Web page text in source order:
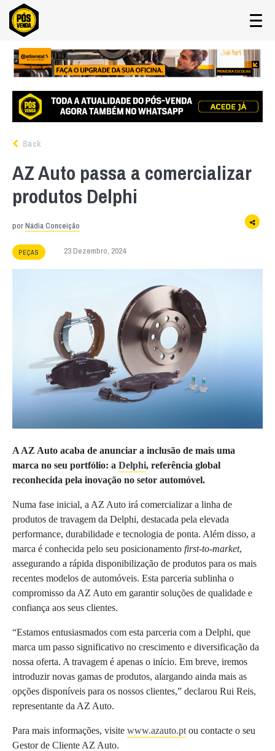
Back
AZ Auto passa a comercializar
produtos Delphi
porNádia Conceição
PEÇAS 23 Dezembro, 2024
A AZ Auto acaba de anunciar a inclusão de mais uma
marca no seu portfólio: a Delphi, referência global
reconhecida pela inovação no setor automóvel.
Numa fase inicial, a AZ Auto irá comercializar a linha de
produtos de travagem da Delphi, destacada pela elevada
performance, durabilidade e tecnologia de ponta. Além disso, a
marca é conhecida pelo seu posicionamento first-to-market,
assegurando a rápida disponibilização de produtos para os mais
recentes modelos de automóveis. Esta parceria sublinha o
compromisso da AZ Auto em garantir soluções de qualidade e
confiança aos seus clientes.
“Estamos entusiasmados com esta parceria com a Delphi, que
marca um passo significativo no crescimento e diversificação da
nossa oferta. A travagem é apenas o início. Em breve, iremos
introduzir novas gamas de produtos, alargando ainda mais as
opções disponíveis para os nossos clientes,” declarou Rui Reis,
representante da AZ Auto.
Para mais informações, visite www.azauto.pt ou contacte o seu
Gestor de Cliente AZ Auto.